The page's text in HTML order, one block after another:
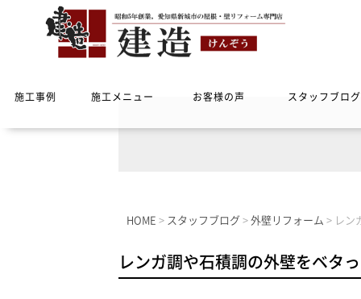
施工事例 施工メニュー お客様の声 スタッフブログ
HOME > スタッフブログ > 外壁リフォーム > レン
レンガ調や石積調の外壁をベタ